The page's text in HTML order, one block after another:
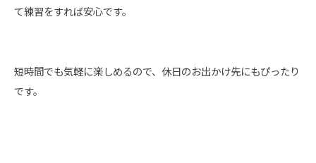
て練習をすれば安心です。
短時間でも気軽に楽しめるので、休日のお出かけ先にもぴったり
です。